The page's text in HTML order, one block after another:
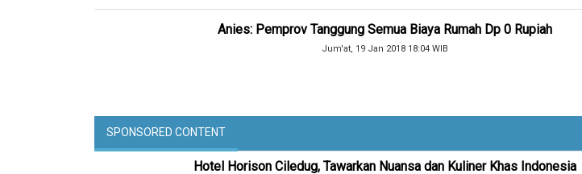
Anies: Pemprov Tanggung Semua Biaya Rumah Dp 0 Rupiah
Jum'at, 19 Jan 2018 18:04 WIB
SPONSORED CONTENT
Hotel Horison Ciledug, Tawarkan Nuansa dan Kuliner Khas Indonesia